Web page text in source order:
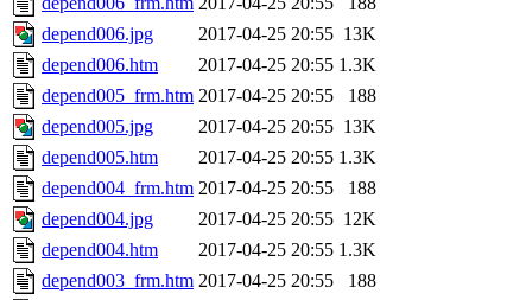
depend006.jpg
2017-04-25 20:55 13K
depend006.htm
2017-04-25 20:55 1.3K
depend005_frm.htm 2017-04-25 20:55
188
depend005.jpg
2017-04-25 20:55 13K
depend005.htm
2017-04-25 20:55 1.3K
depend004_frm.htm 2017-04-25 20:55
188
depend004.jpg
2017-04-25 20:55 12K
depend004.htm
2017-04-25 20:55 1.3K
depend003_frm.htm 2017-04-25 20:55
188